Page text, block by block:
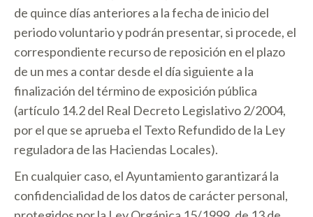
de quince días anteriores a la fecha de inicio del
periodo voluntario y podrán presentar, si procede, el
correspondiente recurso de reposición en el plazo
de un mes a contar desde el día siguiente a la
finalización del término de exposición pública
(artículo 14.2 del Real Decreto Legislativo 2/2004,
por el que se aprueba el Texto Refundido de la Ley
reguladora de las Haciendas Locales).
En cualquier caso, el Ayuntamiento garantizará la
confidencialidad de los datos de carácter personal,